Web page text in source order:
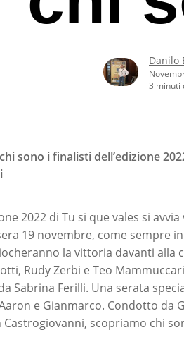
o ESC per uscire
Danilo
3 minuti
sono i finalisti dell’edizione
2022 di Tu si que vales si
19 novembre, come sempre
la vittoria davanti alla
Rudy Zerbi e Teo
Sabrina Ferilli. Una serata
e Gianmarco. Condotto da
Castrogiovanni, scopriamo chi